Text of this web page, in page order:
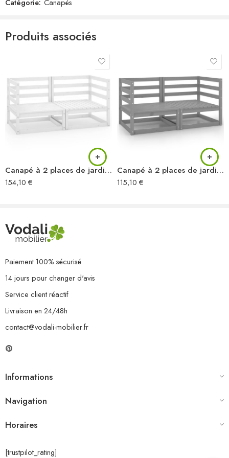
Catégorie: Canapés
Produits associés
Canapé à 2 places de jardin Blanc Bois de pin solide
154,10 €
Canapé à 2 places de jardin Gris Bois de pin solide
115,10 €
Paiement 100% sécurisé
14 jours pour changer d'avis
Service client réactif
Livraison en 24/48h
contact@vodali-mobilier.fr
Informations
Navigation
Horaires
[trustpilot_rating]